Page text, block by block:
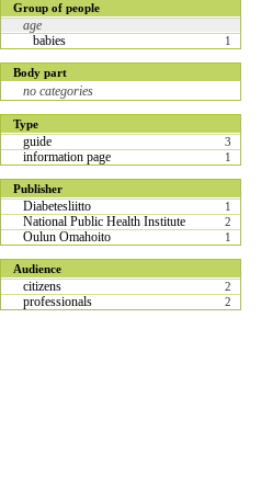
Group of people
age
babies
1
Body part
no categories
Type
guide 3
information page 1
Publisher
Diabetesliitto 1
National Public Health Institute 2
Oulun Omahoito 1
Audience
citizens 2
professionals 2